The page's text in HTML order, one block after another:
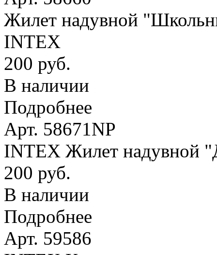
Жилет надувной
INTEX
200 руб.
В наличии
Подробнее
Арт. 58671NP
INTEX Жилет надувной
200 руб.
В наличии
Подробнее
Арт. 59586